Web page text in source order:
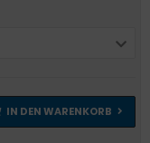
IN DEN WARENKORB